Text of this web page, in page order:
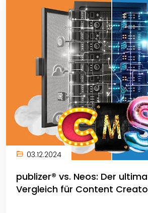
03.12.2024
publizer® vs. Neos: Der
Vergleich für Content